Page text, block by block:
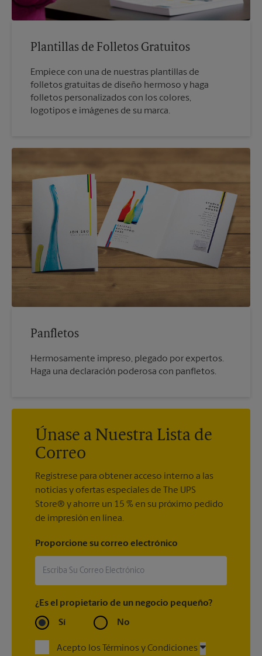
Plantillas de Folletos Gratuitos
Empiece con una de nuestras plantillas de
folletos gratuitas de diseño hermoso y haga
folletos personalizados con los colores,
logotipos e imágenes de su marca.
Panfletos
Hermosamente impreso, plegado por expertos.
Haga una declaración poderosa con panfletos.
Únase a Nuestra Lista de
Correo
Regístrese para obtener acceso interno a las
noticias y ofertas especiales de The UPS
Store® y ahorre un 15 % en su próximo pedido
de impresión en línea.
Proporcione su correo electrónico
¿Es el propietario de un negocio pequeño?
Sí No
Acepto los Términos y Condiciones